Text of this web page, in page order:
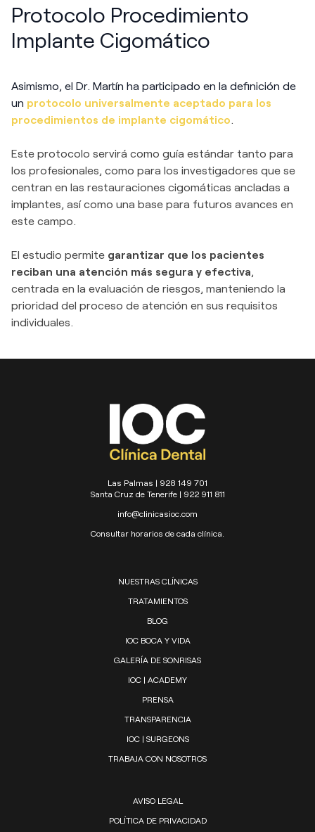
Protocolo Procedimiento
Implante Cigomático
Asimismo, el Dr. Martín ha participado en la definición de
un protocolo universalmente aceptado para los
procedimientos de implante cigomático.
Este protocolo servirá como guía estándar tanto para
los profesionales, como para los investigadores que se
centran en las restauraciones cigomáticas ancladas a
implantes, así como una base para futuros avances en
este campo.
El estudio permite garantizar que los pacientes
reciban una atención más segura y efectiva,
centrada en la evaluación de riesgos, manteniendo la
prioridad del proceso de atención en sus requisitos
individuales.
Las Palmas | 928 149 701
Santa Cruz de Tenerife | 922 911 811
info@clinicasioc.com
Consultar horarios de cada clínica.
NUESTRAS CLÍNICAS
TRATAMIENTOS
BLOG
IOC BOCA Y VIDA
GALERÍA DE SONRISAS
IOC | ACADEMY
PRENSA
TRANSPARENCIA
IOC | SURGEONS
TRABAJA CON NOSOTROS
AVISO LEGAL
POLÍTICA DE PRIVACIDAD